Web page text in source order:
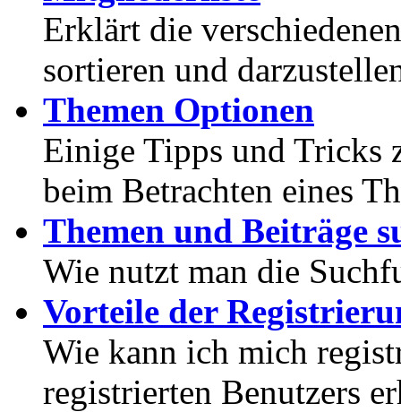
Erklärt die
sortieren und
Themen Optionen
Einige Tipps und Tricks
beim Betrachten eines
Themen und Beiträge
Wie nutzt man die
Vorteile der
Wie kann ich mich
registrierten Benutzers